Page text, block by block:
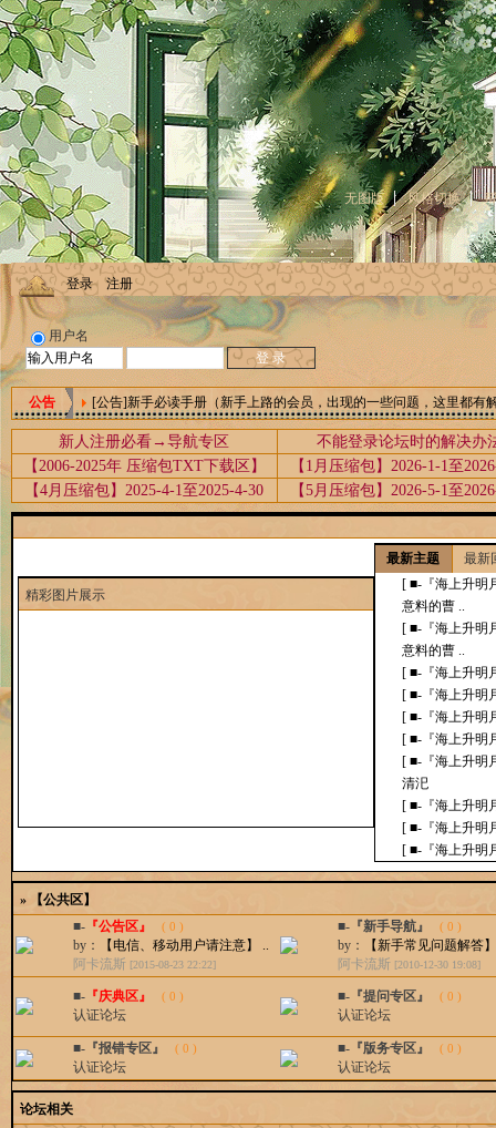
无图版 风格切换
登录 注册
用户名
公告 [公告]新手必读手册（新手上路的会员，出现的一些问题，这里都有
新人注册必看→导航专区
不能登录论坛时的解决办
【2006-2025年 压缩包TXT下载区】
【1月压缩包】2026-1-1至
【4月压缩包】2025-4-1至2025-4-30
【5月压缩包】2026-5-1至
精彩图片展示
最新主题
最新
[ ■-『海上升明
意料的曹 ..
[ ■-『海上升明
意料的曹 ..
[ ■-『海上升明
[ ■-『海上升明
[ ■-『海上升明
[ ■-『海上升明
[ ■-『海上升明
清汜
[ ■-『海上升明
[ ■-『海上升明
[ ■-『海上升明
Y： 一两 ..
»
【公共区】
■-『公告区』 ( 0 )
by：
【电信、移动用户请注意】 ..
阿卡流斯 [2015-08-23 22:22]
■-『新手导航』 ( 0 )
by：
【新手常见问题解答
阿卡流斯 [2010-12-30 19:08]
■-『庆典区』 ( 0 )
认证论坛
■-『提问专区』 ( 0 )
认证论坛
■-『报错专区』 ( 0 )
认证论坛
■-『版务专区』 ( 0 )
认证论坛
论坛相关